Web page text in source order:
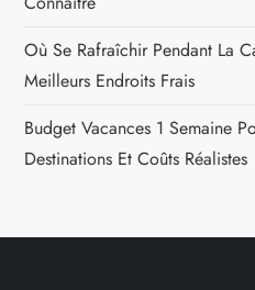
Où Se Rafraîchir Pendant La
Meilleurs Endroits Frais
Budget Vacances 1 Semaine
Destinations Et Coûts Réalistes